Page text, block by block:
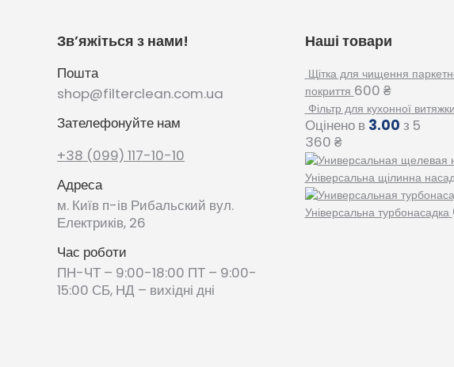
Зв’яжіться з нами!
Пошта
shop@filterclean.com.ua
Зателефонуйте нам
+38 (099) 117-10-10
Адреса
м. Київ п-ів Рибальский вул.
Електриків, 26
Час роботи
ПН-ЧТ – 9:00-18:00 ПТ – 9:00-
15:00 СБ, НД – вихідні дні
Наші товари
Щітка для чищення
покриття 600 ₴
Фільтр для кухонної
Оцінено в 3.00 з 5
360 ₴
Універсальна щілинна
Універсальна турбонасадка